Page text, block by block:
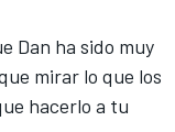
Dan ha sido muy
mirar lo que los
hacerlo a tu